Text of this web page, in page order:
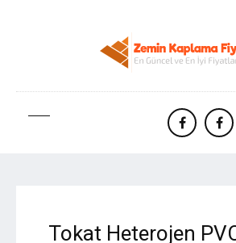
facebook
Tokat Heterojen